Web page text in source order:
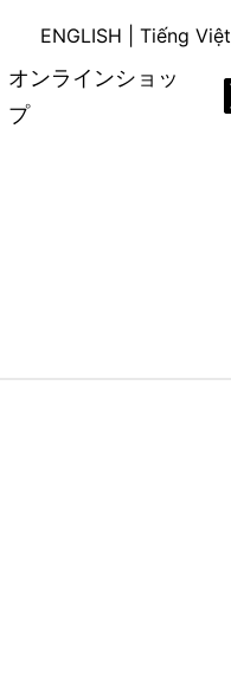
ENGLISH Tiếng Việt
オンラインショッ
プ